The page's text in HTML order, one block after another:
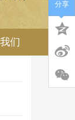
们
分享